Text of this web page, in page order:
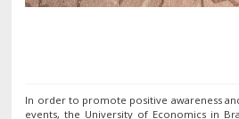
In order to promote positive awareness
events, the University of Economics in